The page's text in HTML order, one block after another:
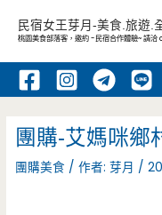
內
民宿女王芽月-美食.旅遊.
桃園美食部落客，邀約 -民宿合作體驗~ 請洽
團購-艾媽咪鄉
團購美食 / 作者:芽月 /